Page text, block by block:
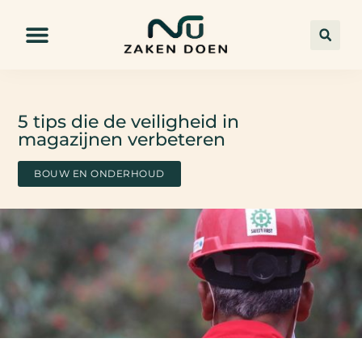
5 tips die de veiligheid in
magazijnen verbeteren
BOUW EN ONDERHOUD